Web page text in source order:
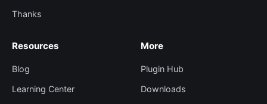
Thanks
Resources
Blog
Learning Center
More
Plugin Hub
Downloads